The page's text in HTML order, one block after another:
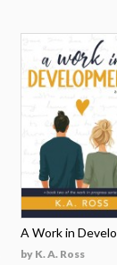
A Work in
by K. A. Ross